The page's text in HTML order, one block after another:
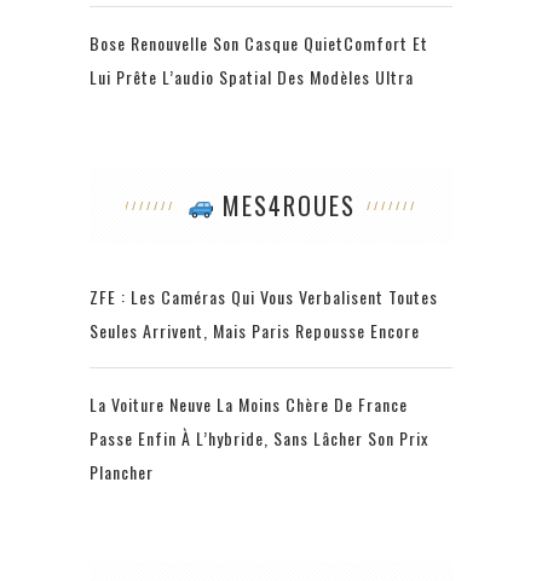
Bose Renouvelle Son Casque QuietComfort Et
Lui Prête L’audio Spatial Des Modèles Ultra
MES4ROUES
ZFE : Les Caméras Qui Vous Verbalisent Toutes
Seules Arrivent, Mais Paris Repousse Encore
La Voiture Neuve La Moins Chère De France
Passe Enfin À L’hybride, Sans Lâcher Son Prix
Plancher